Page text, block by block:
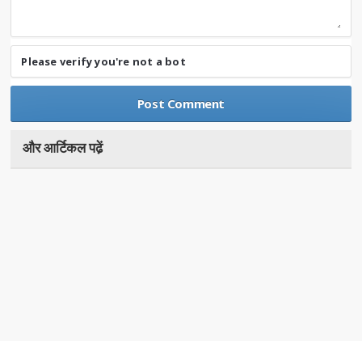
Please verify you're not a bot
और आर्टिकल पढे़ं